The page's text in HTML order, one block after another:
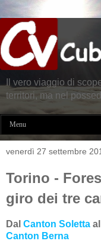
Il vero viaggio di
territori, ma nel
Menu
venerdì 27 settembre
Torino -
giro dei tre
Dal Canton Soletta al
Canton Berna